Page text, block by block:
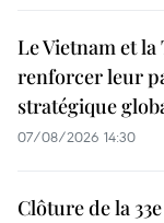
Le Vietnam et
renforcer leur
stratégique
07/08/2026 14:30
Clôture de la